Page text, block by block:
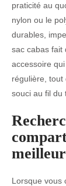
praticité au
nylon ou le
durables,
sac cabas fait
accessoire
régulière, tout
souci au fil du
Lorsque vous